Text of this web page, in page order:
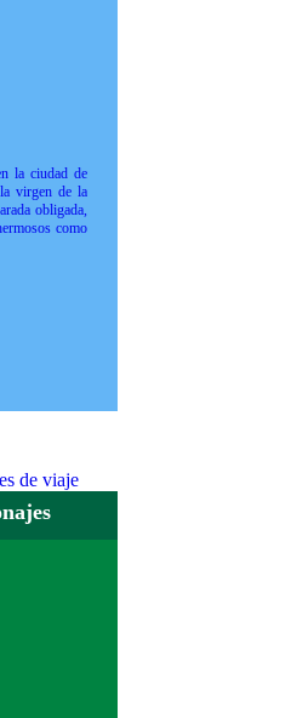
la ciudad de
virgen de la
obligada,
como
de viaje